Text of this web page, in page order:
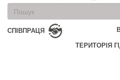
Пошукова
форма
Пошук
СПІВПРАЦЯ
ТЕРИТОРІЯ